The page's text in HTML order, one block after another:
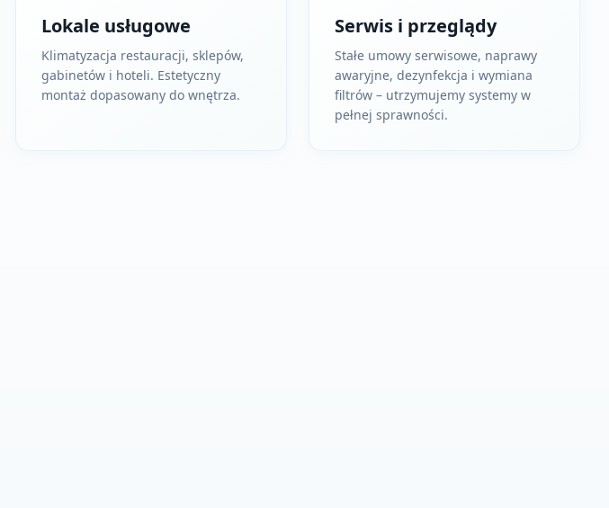
Lokale usługowe
Klimatyzacja restauracji, sklepów,
gabinetów i hoteli. Estetyczny
montaż dopasowany do wnętrza.
Serwis i przeglądy
Stałe umowy serwisowe, naprawy
awaryjne, dezynfekcja i wymiana
filtrów – utrzymujemy systemy w
pełnej sprawności.